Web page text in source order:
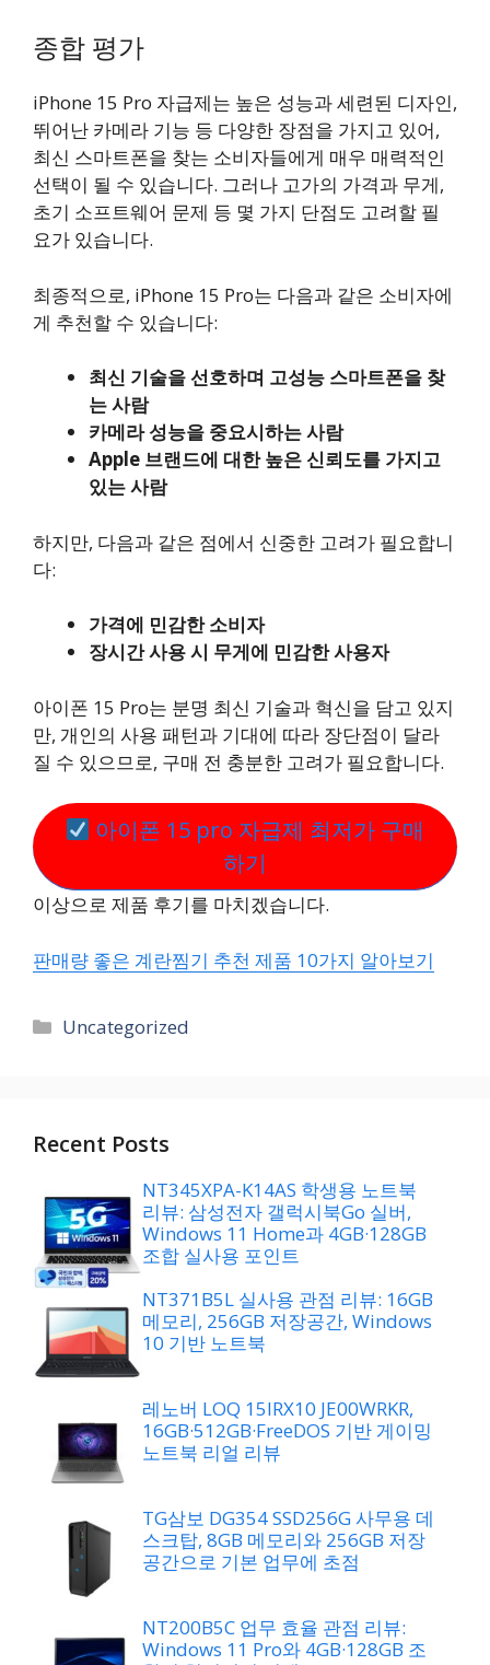
종합 평가
iPhone 15 Pro 자급제는 높은 성능과 세련된 디자인,
뛰어난 카메라 기능 등 다양한 장점을 가지고 있어,
최신 스마트폰을 찾는 소비자들에게 매우 매력적인
선택이 될 수 있습니다. 그러나 고가의 가격과 무게,
초기 소프트웨어 문제 등 몇 가지 단점도 고려할 필
요가 있습니다.
최종적으로, iPhone 15 Pro는 다음과 같은 소비자에
게 추천할 수 있습니다:
최신 기술을 선호하며 고성능 스마트폰을 찾
는 사람
카메라 성능을 중요시하는 사람
Apple 브랜드에 대한 높은 신뢰도를 가지고
있는 사람
하지만, 다음과 같은 점에서 신중한 고려가 필요합니
다:
가격에 민감한 소비자
장시간 사용 시 무게에 민감한 사용자
아이폰 15 Pro는 분명 최신 기술과 혁신을 담고 있지
만, 개인의 사용 패턴과 기대에 따라 장단점이 달라
질 수 있으므로, 구매 전 충분한 고려가 필요합니다.
아이폰 15 pro 자급제 최저가 구매
하기
이상으로 제품 후기를 마치겠습니다.
판매량 좋은 계란찜기 추천 제품 10가지 알아보기
카
Uncategorized
Recent Posts
NT345XPA-K14AS 학생용 노트북
리뷰: 삼성전자 갤럭시북Go 실버,
Windows 11 Home과 4GB·128GB
조합 실사용 포인트
NT371B5L 실사용 관점 리뷰: 16GB
메모리, 256GB 저장공간, Windows
10 기반 노트북
레노버 LOQ 15IRX10 JE00WRKR,
16GB·512GB·FreeDOS 기반 게이밍
노트북 리얼 리뷰
TG삼보 DG354 SSD256G 사무용 데
스크탑, 8GB 메모리와 256GB 저장
공간으로 기본 업무에 초점
NT200B5C 업무 효율 관점 리뷰:
Windows 11 Pro와 4GB·128GB 조